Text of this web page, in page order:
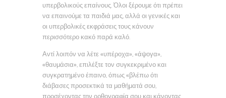
υπερβολικούς επαίνους. Όλοι ξέρουμε ότι πρέπει
να επαινούμε τα παιδιά μας, αλλά οι γενικές και
οι υπερβολικές εκφράσεις τους κάνουν
περισσότερο κακό παρά καλό.
Αντί λοιπόν να λέτε «υπέροχα», «άψογα»,
«θαυμάσια», επιλέξτε τον συγκεκριμένο και
συγκρατημένο έπαινο, όπως «βλέπω ότι
διάβασες προσεκτικά τα μαθήματά σου,
προσέχοντας την ορθογραφία σου και κάνοντας